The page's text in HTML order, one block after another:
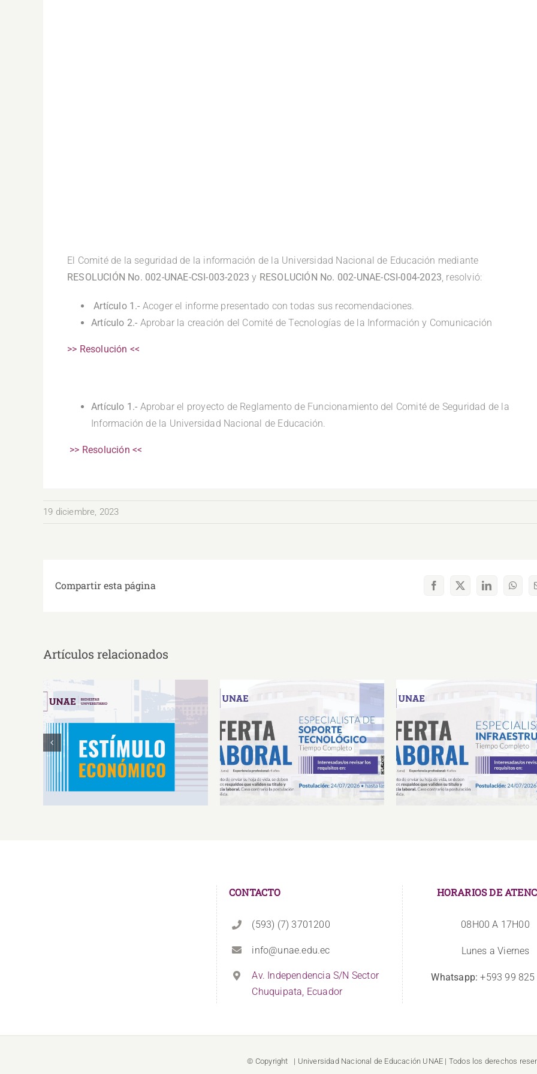
El Comité de la seguridad de la información de la Universidad Nacional de Educación mediante
RESOLUCIÓN No. 002-UNAE-CSI-003-2023 y RESOLUCIÓN No. 002-UNAE-CSI-004-2023, resolvió:
Artículo 1.- Acoger el informe presentado con todas sus recomendaciones.
Artículo 2.- Aprobar la creación del Comité de Tecnologías de la Información y Comunicación
>> Resolución <<
Artículo 1.- Aprobar el proyecto de Reglamento de Funcionamiento del Comité de Seguridad de la
Información de la Universidad Nacional de Educación.
>> Resolución <<
19 diciembre, 2023
Compartir esta página Facebook
X LinkedIn
Artículos relacionados
Estímulos Económicos para
Deportistas de Alto
Rendimiento IS2026
Oferta Laboral Especialista de
Soporte Tecnológico
Oferta Laboral Especialista
Infraestructura
CONTACTO
(593) (7) 3701200
info@unae.edu.ec
Av. Independencia S/N Sector
Chuquipata, Ecuador
HORARIOS DE
08H00 A 17H00
Lunes a Viernes
Whatsapp: +593 99 825
© Copyright | Universidad Nacional de Educación UNAE | Todos los derechos